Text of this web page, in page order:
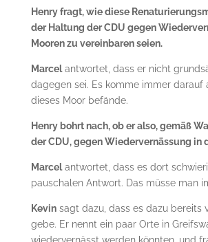
Henry fragt, wie diese
der Haltung der CDU gegen
Mooren zu vereinbaren seien.
Marcelantwortet, dass er nicht
dagegen sei. Es komme immer darauf
dieses Moor befände.
Henry bohrt nach, ob er also, gemäß
der CDU, gegen Wiedervernässung in
Marcelantwortet, dass es dort
pauschalen Antwort. Das müsse man
Kevinsagt dazu, dass es dazu bereits
gebe. Er nennt ein paar Orte in
wiedervernässt werden könnten, und